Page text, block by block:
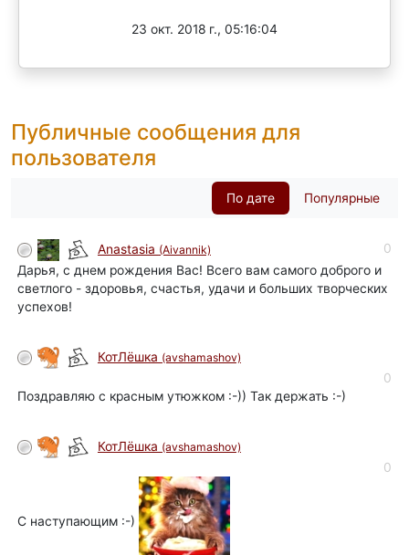
23 окт. 2018 г., 05:16:04
Публичные сообщения для
пользователя
По дате Популярные
Anastasia (Aivannik)
0
Дарья, с днем рождения Вас! Всего вам самого доброго и
светлого - здоровья, счастья, удачи и больших творческих
успехов!
КотЛёшка (avshamashov)
0
Поздравляю с красным утюжком :-)) Так держать :-)
КотЛёшка (avshamashov)
0
С наступающим :-)